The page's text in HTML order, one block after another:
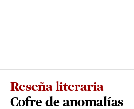
Reseña literaria
Cofre de anomalías